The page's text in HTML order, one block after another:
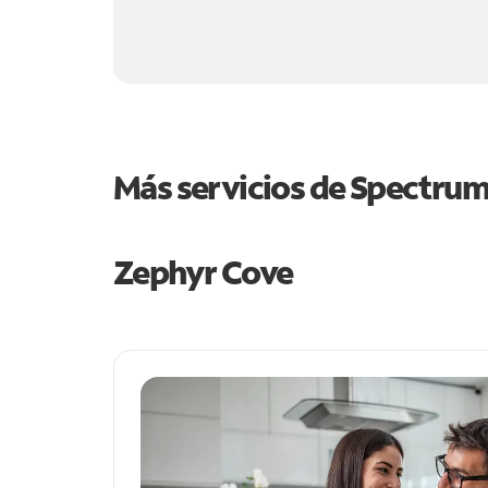
Más servicios de
Zephyr Cove